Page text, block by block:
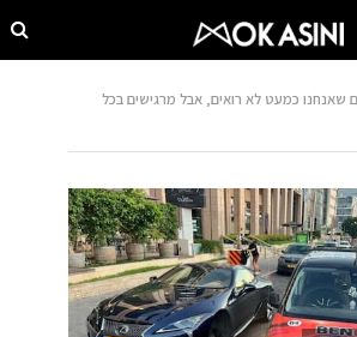
שאנחנו כמעט לא רואים, אבל מרגישים בכל